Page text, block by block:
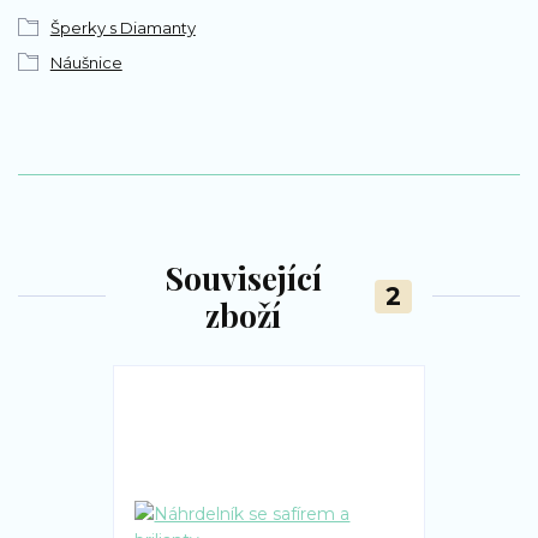
Šperky s Diamanty
Náušnice
Související
zboží
2